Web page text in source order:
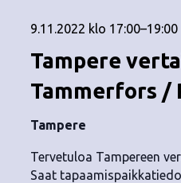
Tampere
Tammerfors /
9.11.2022 klo 17:00–19:00
Tampere
Tervetuloa Tampereen
Saat